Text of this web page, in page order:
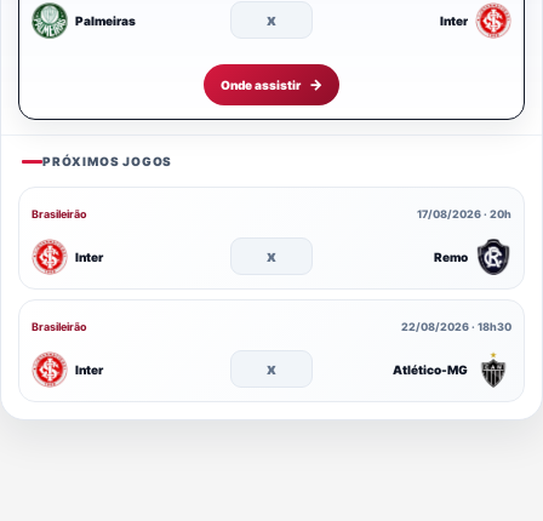
Palmeiras x Inter
Onde assistir
PRÓXIMOS JOGOS
Brasileirão 17/08/2026 · 20h
Inter x Remo
Brasileirão 22/08/2026 · 18h30
Inter x Atlético-MG